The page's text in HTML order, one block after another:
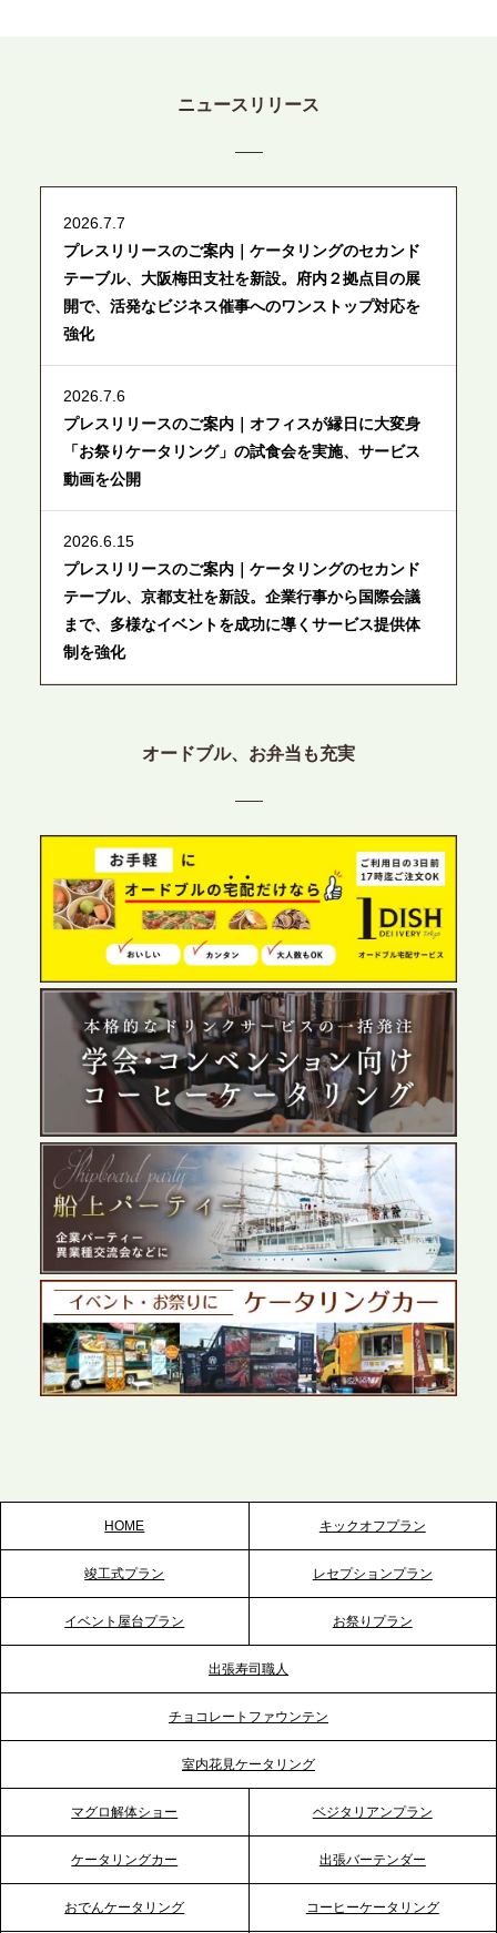
ニュースリリース
2026.7.7
プレスリリースのご案内｜ケータリングのセカンド
テーブル、大阪梅田支社を新設。府内２拠点目の展
開で、活発なビジネス催事へのワンストップ対応を
強化
2026.7.6
プレスリリースのご案内｜オフィスが縁日に大変身
「お祭りケータリング」の試食会を実施、サービス
動画を公開
2026.6.15
プレスリリースのご案内｜ケータリングのセカンド
テーブル、京都支社を新設。企業行事から国際会議
まで、多様なイベントを成功に導くサービス提供体
制を強化
プレスリリースのご案内｜ケータリングのセカンド
目の展開で、拡大する出張パーティー・ケータリン
2026.6.4
プレスリリースのご案内｜夏の社内親睦が、配属後
の離職防止に。オフィスや会議室で縁日気分を味わ
う「お祭りケータリング」の提供を開始
2026.5.29
プレスリリースのご案内｜ケータリングのセカンド
テーブル、群馬前橋支社を設立。再開発やオフィス
展開が進む前橋エリアの企業ニーズに応え、高品質
なサービスで各種イベント・懇親会をサポート
2026.5.27
プレスリリースのご案内｜ケータリングのセカンド
テーブル、千葉本社を新設。幕張・舞浜の大型イベ
ントから主要都市の社内懇親会まで、現地拠点を活
かしたスムーズな対応を展開
2026.5.22
2026.5.20
プレスリリースのご案内｜ケータリングのセカンド
2026.5.12
プレスリリースのご案内｜ケータリングのセカンド
2026.4.21
プレスリリースのご案内｜「温かな食」が会話のス
イッチに。新入社員研修で《食体験としてのケータ
オードブル、お弁当も充実
HOME キックオフプラン
竣工式プラン レセプションプラン
イベント屋台プラン お祭りプラン
出張寿司職人
チョコレートファウンテン
室内花見ケータリング
マグロ解体ショー ベジタリアンプラン
ケータリングカー 出張バーテンダー
おでんケータリング コーヒーケータリング